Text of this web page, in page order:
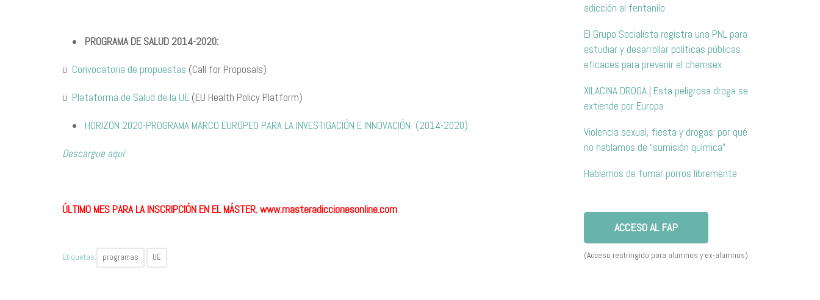
PROGRAMA DE SALUD 2014-2020:
ü Convocatoria de propuestas (Call for Proposals)
ü Plataforma de Salud de la UE (EU Health Policy Platform)
HORIZON 2020-PROGRAMA MARCO EUROPEO PARA LA INVESTIGACIÓN E INNOVACIÓN (2014-2020)
Descargue aquí
ÚLTIMO MES PARA LA INSCRIPCIÓN EN EL MÁSTER. www.masteradiccionesonline.com
Etiquetas: programas UE
adicción al fentanilo
El Grupo Socialista registra una PNL para
estudiar y desarrollar políticas públicas
eficaces para prevenir el chemsex
XILACINA DROGA | Esta peligrosa droga se
extiende por Europa
Violencia sexual, fiesta y drogas: por qué
no hablamos de “sumisión química”
Hablemos de fumar porros libremente
ACCESO AL FAP
(Acceso restringido para alumnos y ex-alumnos)